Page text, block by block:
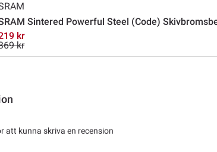
Sintered Powerful Steel (Code)
kr
kr
att kunna skriva en recension